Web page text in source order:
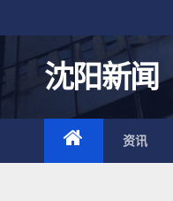
至
内
容
沈阳新闻
资讯